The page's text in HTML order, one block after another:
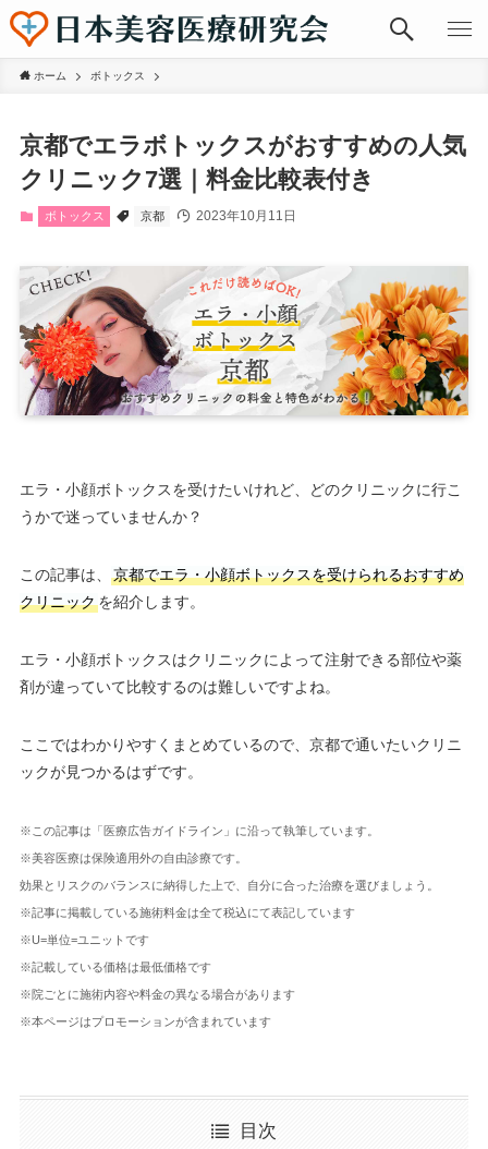
ホーム ボトックス
京都でエラボトックスがおすすめの人気
クリニック7選｜料金比較表付き
ボトックス 京都 2023年10月11日
エラ・小顔ボトックスを受けたいけれど、どのクリニックに行こ
うかで迷っていませんか？
この記事は、
京都でエラ・小顔ボトックスを受けられるおすすめ
クリニックを紹介します。
エラ・小顔ボトックスはクリニックによって注射できる部位や薬
剤が違っていて比較するのは難しいですよね。
ここではわかりやすくまとめているので、京都で通いたいクリニ
ックが見つかるはずです。
※この記事は「医療広告ガイドライン」に沿って執筆しています。
※美容医療は保険適用外の自由診療です。
効果とリスクのバランスに納得した上で、自分に合った治療を選びましょう。
※記事に掲載している施術料金は全て税込にて表記しています
※U=単位=ユニットです
※記載している価格は最低価格です
※院ごとに施術内容や料金の異なる場合があります
※本ページはプロモーションが含まれています
目次